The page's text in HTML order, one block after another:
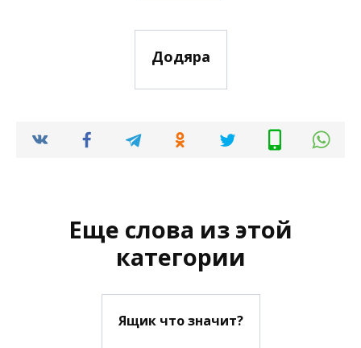
Додяра
Еще слова из этой
категории
Ящик что значит?